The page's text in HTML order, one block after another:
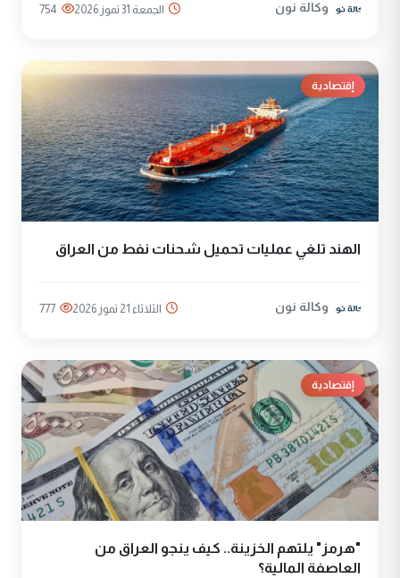
وكالة نون الجمعة 31 تموز 2026 754
إقتصادية
الهند تلغي عمليات تحميل شحنات نفط من العراق
وكالة نون الثلاثاء 21 تموز 2026 777
إقتصادية
"هرمز" يلتهم الخزينة.. كيف ينجو العراق من
العاصفة المالية؟